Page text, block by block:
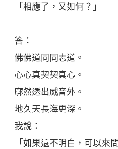
「相應了，又如何？」
答：
佛佛道同同志道。
心心真契契真心。
廓然透出威音外。
地久天長海更深。
我說：
「如果還不明白，可以來